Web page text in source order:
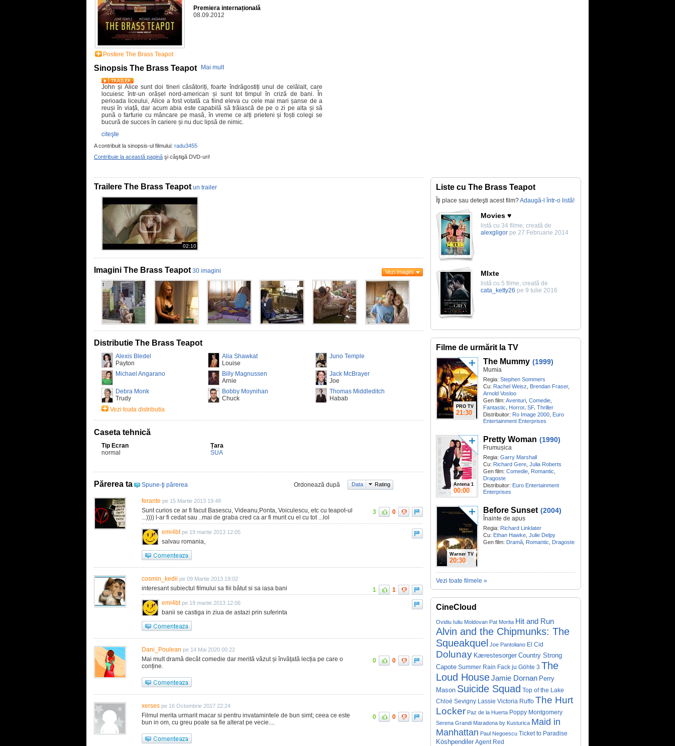
Postere The Brass Teapot
Premiera internațională
08.09.2012
Sinopsis The Brass Teapot Mai mult
John și Alice sunt doi tineri căsătoriți, foarte îndrăgostiți unul de celălalt, care
locuiesc într-un orășel nord-american și sunt tot timpul în criză de bani. În
perioada liceului, Alice a fost votată ca fiind eleva cu cele mai mari șanse de a
reuși în viață, dar acum abia este capabilă să trăiască de pe o zi pe alta și să
pună o farfurie cu mâncare pe masă, în vreme ce alți prieteni și foști colegi se
bucură de succes în cariere și nu duc lipsă de nimic.
citeşte
A contribuit la sinopsis-ul filmului: radu3455
Contribuie la această pagină şi câştigă DVD-uri!
Trailere The Brass Teapot un trailer
02:10
Imagini The Brass Teapot 30 imagini Vezi imagini
Distributie The Brass Teapot
Alexis Bledel
Payton
Alia Shawkat
Louise
Juno Temple
Michael Angarano
Billy Magnussen
Arnie
Jack McBrayer
Joe
Debra Monk
Trudy
Bobby Moynihan
Chuck
Thomas Middleditch
Habab
Vezi toata distributia
Caseta tehnică
Tip Ecran
normal
Țara
SUA
Părerea ta Spune-ţi părerea Ordonează după Data Rating
ferante pe 15 Martie 2013 19:48
Sunt curios ce ar fi facut Basescu, Videanu,Ponta, Voiculescu, etc cu teapot-ul
...)))) l-ar fi cedat sau ..mai de graba cred ca ar fi murit cu el cu tot ...lol
3 0
emi4bt pe 19 martie 2013 12:05
salvau romania,
cosmin_kedii pe 09 Martie 2013 19:02
interesant subiectul filmului sa fiii bătut si sa iasa bani 1
1
emi4bt pe 19 martie 2013 12:06
banii se castiga in ziua de astazi prin suferinta
Dani_Poulean pe 14 Mai 2020 00:22
Mai mult dramă decât comedie dar merită văzut și învățată lecția pe care o
conține.
0 0
xerses pe 16 Octombrie 2017 22:24
Filmul merita urmarit macar si pentru invatamintele de bun simt; ceea ce este
bun in om, cu greu poate sa fie alterat pe vecie....
0 0
Liste cu The Brass Teapot
Îţi place sau deteşti acest film?Adaugă-l într-o listă!
Movies ♥
listă cu 34 filme, creată de
alexgligor pe 27 Februarie 2014
MIxte
listă cu 5 filme, creată de
cata_ketty26 pe 9 Iulie 2016
Filme de urmărit la TV
PRO TV
21:30
The Mummy (1999)
Mumia
Regia: Stephen Sommers
Cu: Rachel Weisz Brendan Fraser,
Arnold Vosloo
Gen film: Aventuri Comedie
Fantastic, Horror, SF, Thriller
Distribuitor: Ro Image 2000 Euro
Entertainment Enterprises
Antena 1
00:00
Pretty Woman (1990)
Frumușica
Regia: Garry Marshall
Cu: Richard Gere Julia Roberts
Gen film: Comedie Romantic
Dragoste
Distribuitor: Euro Entertainment
Enterprises
Warner TV
20:30
Before Sunset (2004)
Înainte de apus
Regia: Richard Linklater
Cu: Ethan Hawke Julie Delpy
Gen film: Dramă Romantic Dragoste
Vezi toate filmele »
CineCloud
Ovidiu Iuliu Moldovan Pat Morita Hit and Run
Alvin and the Chipmunks: The
Squeakquel Joe Pantoliano El Cid
Dolunay Kærestesorger Country Strong
Capote Summer Rain Fack ju Göhte 3 The
Loud HouseJamie Dornan Perry
Mason Suicide Squad Top of the Lake
Chloë Sevigny
Lassie Victoria Ruffo The Hurt
Locker Paz de la Huerta Poppy Montgomery
Serena Grandi Maradona by Kusturica Maid in
Manhattan Paul Negoescu Ticket to Paradise
Köshpendiler Agent Red